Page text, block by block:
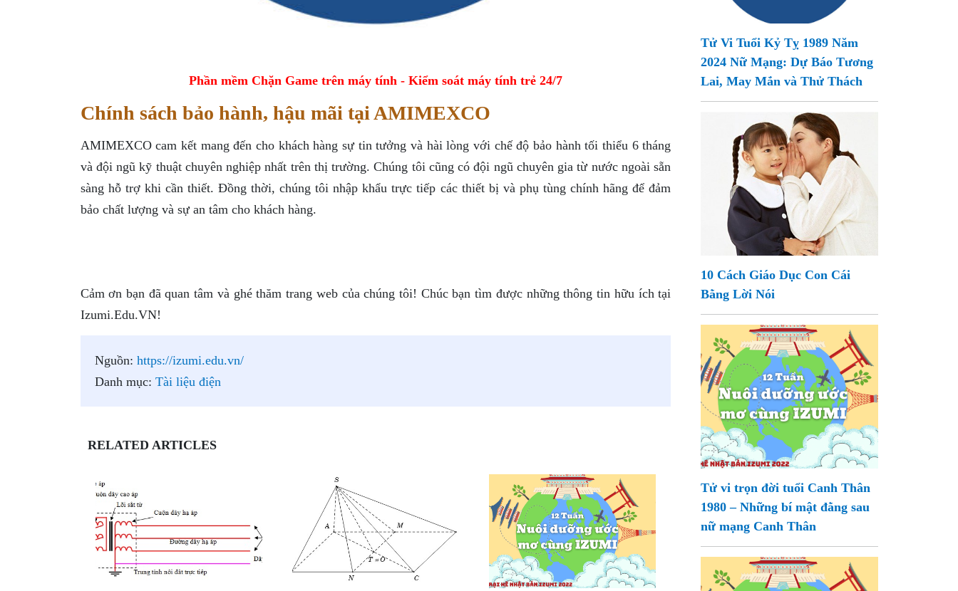
Phần mềm Chặn Game trên máy tính - Kiểm soát máy tính trẻ 24/7
Chính sách bảo hành, hậu mãi tại AMIMEXCO
AMIMEXCO cam kết mang đến cho khách hàng sự tin tưởng và hài lòng với chế độ bảo hành tối thiểu 6 tháng
và đội ngũ kỹ thuật chuyên nghiệp nhất trên thị trường. Chúng tôi cũng có đội ngũ chuyên gia từ nước ngoài sẵn
sàng hỗ trợ khi cần thiết. Đồng thời, chúng tôi nhập khẩu trực tiếp các thiết bị và phụ tùng chính hãng để đảm
bảo chất lượng và sự an tâm cho khách hàng.
Cảm ơn bạn đã quan tâm và ghé thăm trang web của chúng tôi! Chúc bạn tìm được những thông tin hữu ích tại
Izumi.Edu.VN!
Nguồn: https://izumi.edu.vn/
Danh mục: Tài liệu điện
RELATED ARTICLES
Tử Vi Tuổi Kỷ Tỵ 1989 Năm
2024 Nữ Mạng: Dự Báo Tương
Lai, May Mắn và Thử Thách
10 Cách Giáo Dục Con Cái
Bằng Lời Nói
Tử vi trọn đời tuổi Canh Thân
1980 – Những bí mật đằng sau
nữ mạng Canh Thân